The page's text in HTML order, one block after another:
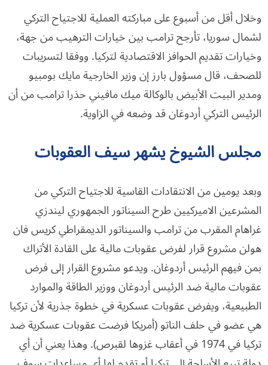
وخلال أقل من أسبوع على مباركته العملية للاجتياح التركي
لشمال سوريا، تأرجح ترامب بين خيارات الترهيب من جهة،
وخيارات تقديم الحوافز الاقتصادية لتركيا. ووفقا لتسريبات
للصحف، قال مسؤول بارز إن وزير الخارجية مايك بومبيو
ومدير البيت الأبيض بالوكالة ميك مافيني حذرا ترامب من أن
الرئيس التركي أردوغان قد وضعه في الزاوية.
مجلس الشيوخ يشهر سيف العقوبات
وبعد يومين من الانتقادات القاسية للاجتياح التركي من
المشرعين الاميركيين طرح السيناتور الجمهوري ليندزي
غراهام المقرب من ترامب والسيناتور الديمقراطي كريس فان
هولن مشروع قرار لفرض عقوبات مالية على القادة الأتراك
بمن فيهم الرئيس أردوغان. ويدعو مشروع القرار إلى فرض
عقوبات مالية ضد الرئيس أردوغان ووزير الطاقة والموارد
الطبيعية، ويفرض عقوبات عسكرية في خطوة جذرية لأن تركيا
هي عضو في حلف الناتو (أمريكا فرضت عقوبات عسكرية ضد
تركيا في 1974 في أعقاب غزوها لقبرص). وهذا يعني أن أي